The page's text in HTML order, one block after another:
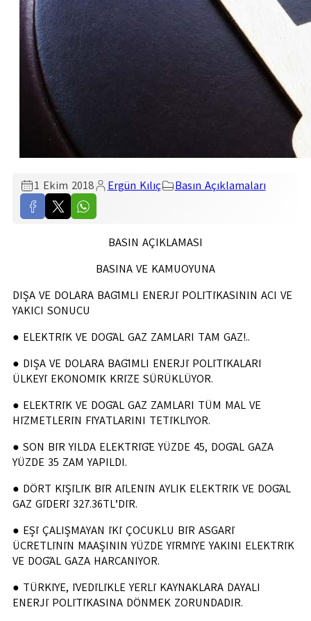
1 Ekim 2018 Ergün Kılıç Basın Açıklamaları
BASIN AÇIKLAMASI
BASINA VE KAMUOYUNA
DIŞA VE DOLARA BAĞIMLI ENERJİ POLİTİKASININ ACI VE
YAKICI SONUCU
● ELEKTRİK VE DOĞAL GAZ ZAMLARI TAM GAZ!..
● DIŞA VE DOLARA BAĞIMLI ENERJİ POLİTİKALARI
ÜLKEYİ EKONOMİK KRİZE SÜRÜKLÜYOR.
● ELEKTRİK VE DOĞAL GAZ ZAMLARI TÜM MAL VE
HİZMETLERİN FİYATLARINI TETİKLİYOR.
● SON BİR YILDA ELEKTRİĞE YÜZDE 45, DOĞAL GAZA
YÜZDE 35 ZAM YAPILDI.
● DÖRT KİŞİLİK BİR AİLENİN AYLIK ELEKTRİK VE DOĞAL
GAZ GİDERİ 327.36TL’DİR.
● EŞİ ÇALIŞMAYAN İKİ ÇOCUKLU BİR ASGARİ
ÜCRETLİNİN MAAŞININ YÜZDE YİRMİYE YAKINI ELEKTRİK
VE DOĞAL GAZA HARCANIYOR.
● TÜRKİYE, İVEDİLİKLE YERLİ KAYNAKLARA DAYALI
ENERJİ POLİTİKASINA DÖNMEK ZORUNDADIR.